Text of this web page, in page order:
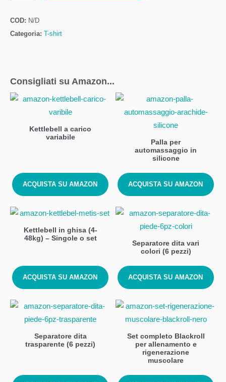
COD: N/D
Categoria: T-shirt
Consigliati su Amazon...
Kettlebell a carico
variabile
ACQUISTA SU AMAZON
Palla per
automassaggio in
silicone
ACQUISTA SU AMAZON
Kettlebell in ghisa (4-
48kg) – Singole o set
ACQUISTA SU AMAZON
Separatore dita vari
colori (6 pezzi)
ACQUISTA SU AMAZON
Separatore dita
trasparente (6 pezzi)
Set completo Blackroll
per allenamento e
rigenerazione
muscolare